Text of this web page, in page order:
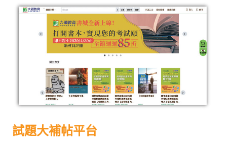
試題大補帖平台